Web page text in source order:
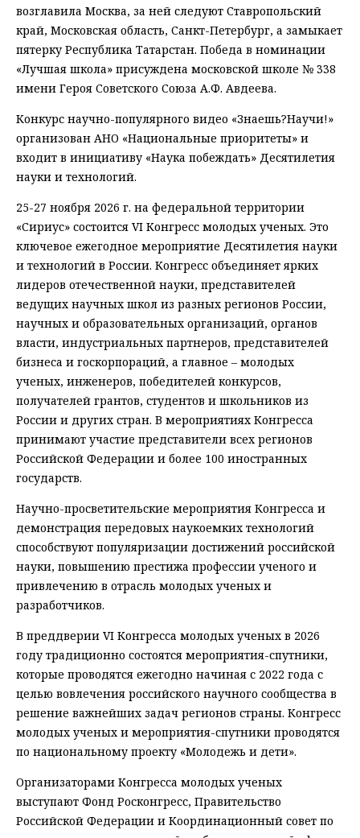
возглавила Москва, за ней следуют Ставропольский
край, Московская область, Санкт-Петербург, а замыкает
пятерку Республика Татарстан. Победа в номинации
«Лучшая школа» присуждена московской школе № 338
имени Героя Советского Союза А.Ф. Авдеева.
Конкурс научно-популярного видео «Знаешь?Научи!»
организован АНО «Национальные приоритеты» и
входит в инициативу «Наука побеждать» Десятилетия
науки и технологий.
25-27 ноября 2026 г. на федеральной территории
«Сириус» состоится VI Конгресс молодых ученых. Это
ключевое ежегодное мероприятие Десятилетия науки
и технологий в России. Конгресс объединяет ярких
лидеров отечественной науки, представителей
ведущих научных школ из разных регионов России,
научных и образовательных организаций, органов
власти, индустриальных партнеров, представителей
бизнеса и госкорпораций, а главное – молодых
ученых, инженеров, победителей конкурсов,
получателей грантов, студентов и школьников из
России и других стран. В мероприятиях Конгресса
принимают участие представители всех регионов
Российской Федерации и более 100 иностранных
государств.
Научно-просветительские мероприятия Конгресса и
демонстрация передовых наукоемких технологий
способствуют популяризации достижений российской
науки, повышению престижа профессии ученого и
привлечению в отрасль молодых ученых и
разработчиков.
В преддверии VI Конгресса молодых ученых в 2026
году традиционно состоятся мероприятия-спутники,
которые проводятся ежегодно начиная с 2022 года с
целью вовлечения российского научного сообщества в
решение важнейших задач регионов страны. Конгресс
молодых ученых и мероприятия-спутники проводятся
по национальному проекту «Молодежь и дети».
Организаторами Конгресса молодых ученых
выступают Фонд Росконгресс, Правительство
Российской Федерации и Координационный совет по